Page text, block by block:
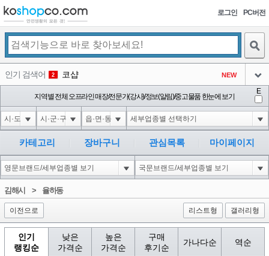
로그인 PC버전
인기 검색어 2 코샵 NEW
3 10'XOR(1*if(now()=sysdate(),sleep(15),0))XOR'Z
아이콘
4 1'||DBMS_PIPE.RECEIVE_MESSAGE(CHR(98)||CHR(98)||CHR(98),15)||'
아이콘
5 1*if(now()=sysdate(),sleep(15),0)
아이콘
2
6 10"XOR(1*if(now()=sysdate(),sleep(15),0))XOR"Z
아이콘
2
1
지역별 전체 오프라인 매장/전문가(강사)/정보(알림)/중고물품 한눈에 보기
E
카테고리 장바구니 관심목록 마이페이지
김해시 > 율하동
이전으로 리스트형 갤러리형
인기
랭킹순
낮은
가격순
높은
가격순
구매
후기순
가나다순 역순